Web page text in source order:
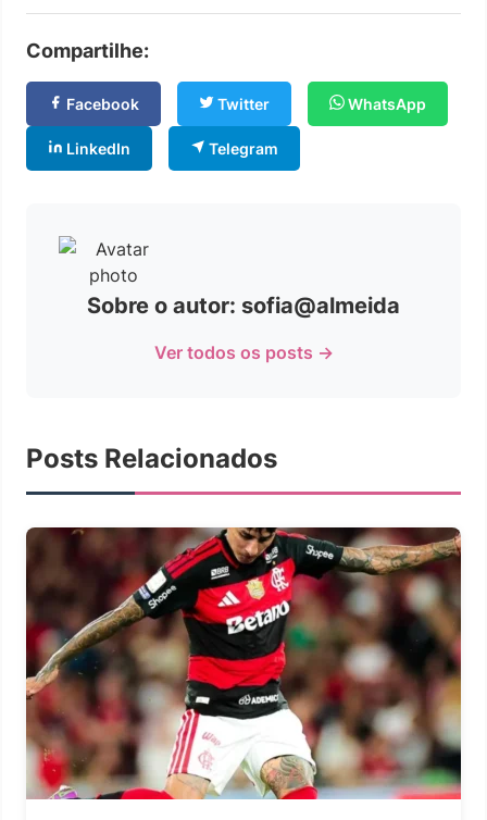
Compartilhe:
Facebook Twitter WhatsApp
LinkedIn Telegram
Sobre o autor: sofia@almeida
Ver todos os posts →
Posts Relacionados